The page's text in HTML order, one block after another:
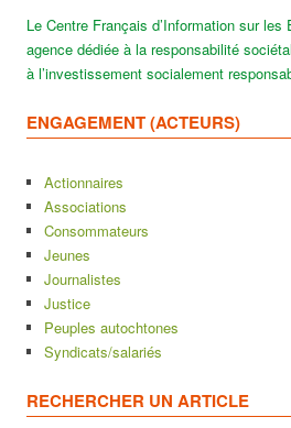
Le Centre Français d’Information sur
agence dédiée à la responsabilité
à l’investissement socialement
ENGAGEMENT (ACTEURS)
Actionnaires
Associations
Consommateurs
Jeunes
Journalistes
Justice
Peuples autochtones
Syndicats/salariés
RECHERCHER UN ARTICLE